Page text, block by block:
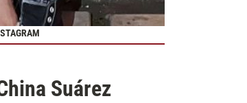
Suárez